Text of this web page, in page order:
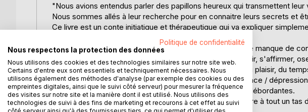
"Nous avions entendus parler des papillons heureux qui transmettent leur
Nous sommes allés à leur recherche pour en connaitre leurs secrets et
Ce livre est un conte initiatique et thérapeutique qui va expliquer
construits et comment nous fonctionnons.
il mettra en lumière 14 psychotypes avec leur libération : le manque de
de chaleur et le refus de contact / difficulté à sentir, choisir, s'affirmer,
impossibilité de passer à l'action / difficulté de prendre du plaisir, du
soi / la dépendance affective / subir, humiliation, maltraitance /
autodestruction profonde / peurs et angoisses / colères débordantes.
A travers une belle histoire, ce livre va essayer de répondre à tout un
Politique de confidentialité
Nous respectons la protection des données
Nous utilisons des cookies et des technologies similaires sur notre site web.
Certains d'entre eux sont essentiels et techniquement nécessaires. Nous
utilisons également des méthodes d'analyse (par exemple des cookies ou des
empreintes digitales, ainsi que le suivi côté serveur) pour mesurer la fréquence
des visites sur notre site et la manière dont il est utilisé. Nous utilisons des
technologies de suivi à des fins de marketing et recourons à cet effet au suivi